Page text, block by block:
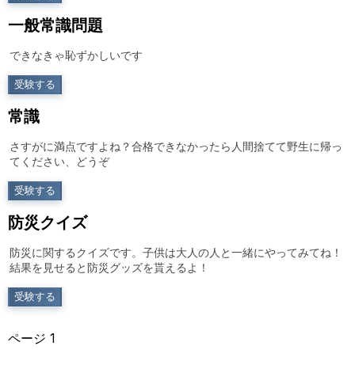
一般常識問題
できなきゃ恥ずかしいです
受験する
常識
さすがに満点ですよね？合格できなかったら人間捨てて野生に帰っ
てください、どうぞ
受験する
防災クイズ
防災に関するクイズです。子供は大人の人と一緒にやってみてね！
結果を見せると防災グッズを貰えるよ！
受験する
ページ 1